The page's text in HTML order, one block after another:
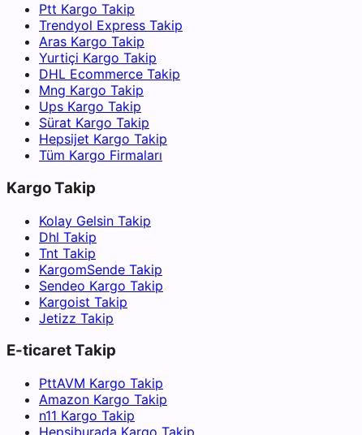
Ptt Kargo Takip
Trendyol Express Takip
Aras Kargo Takip
Yurtiçi Kargo Takip
DHL Ecommerce Takip
Mng Kargo Takip
Ups Kargo Takip
Sürat Kargo Takip
Hepsijet Kargo Takip
Tüm Kargo Firmaları
Kargo Takip
Kolay Gelsin Takip
Dhl Takip
Tnt Takip
KargomSende Takip
Sendeo Kargo Takip
Kargoist Takip
Jetizz Takip
E-ticaret Takip
PttAVM Kargo Takip
Amazon Kargo Takip
n11 Kargo Takip